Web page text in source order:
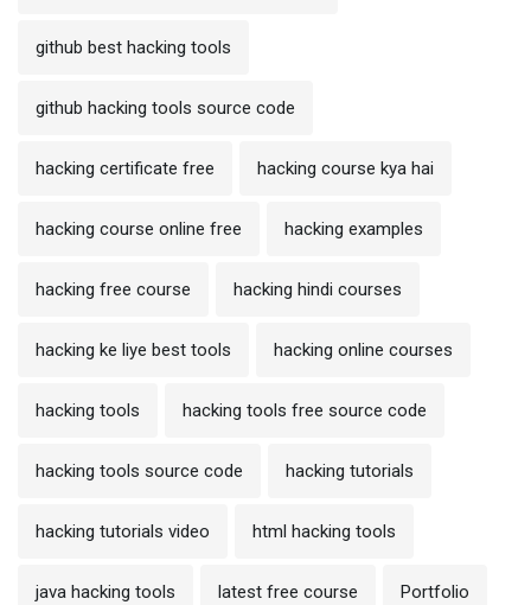
github best hacking tools
github hacking tools source code
hacking certificate free hacking course kya hai
hacking course online free hacking examples
hacking free course hacking hindi courses
hacking ke liye best tools hacking online courses
hacking tools hacking tools free source code
hacking tools source code hacking tutorials
hacking tutorials video html hacking tools
java hacking tools latest free course Portfolio